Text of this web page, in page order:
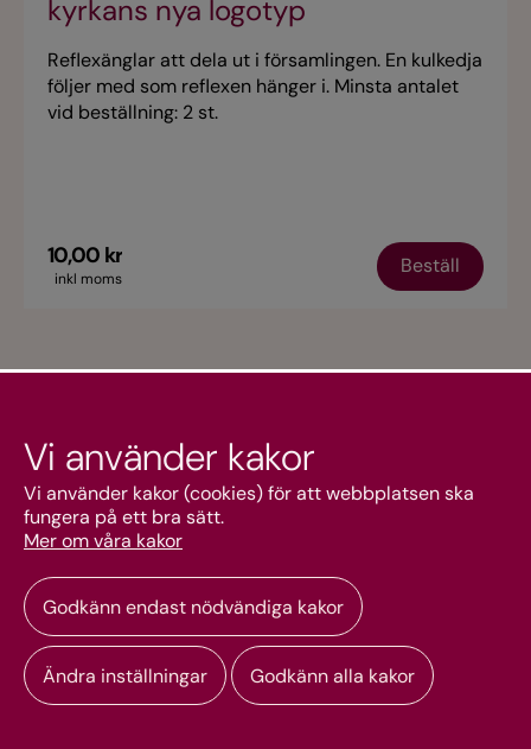
kyrkans nya logotyp
Reflexänglar att dela ut i församlingen. En kulkedja
följer med som reflexen hänger i. Minsta antalet
vid beställning: 2 st.
10,00 kr
inkl moms
Beställ
Kundtjänst
Mitt konto
Vi använder kakor
Vi använder kakor (cookies) för att webbplatsen ska
fungera på ett bra sätt.
Mer om våra kakor
Godkänn endast nödvändiga kakor
Ändra inställningar Godkänn alla kakor